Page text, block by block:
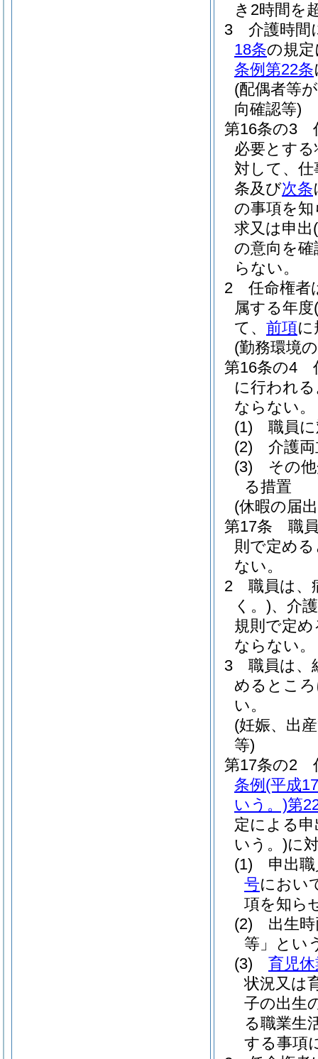
き2時間を
3
介護時間
18条の規
条例第22条
(配偶者等
向確認等)
第16条の3
必要とす
対して、
条及び次条
の事項を
求又は申出(
の意向を
らない。
2
任命権者
属する年度
て、 前項
(勤務環境
第16条の4
に行われ
ならない。
(1)
職員
(2)
介護
(3)
その
る措置
(休暇の届
第17条
職
則で定め
ない。
2
職員は、
く。)、介
規則で定
ならない。
3
職員は、
めるとこ
い。
(妊娠、出
等)
第17条の2
条例 (平成
いう。)第
定による
いう。)に
(1)
申出
号におい
項を知ら
(2)
出生
等」とい
(3)
育児
状況又は
子の出生
る職業生
する事項